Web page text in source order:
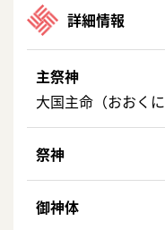
詳細情報
主祭神
大国主命（おおく
祭神
御神体